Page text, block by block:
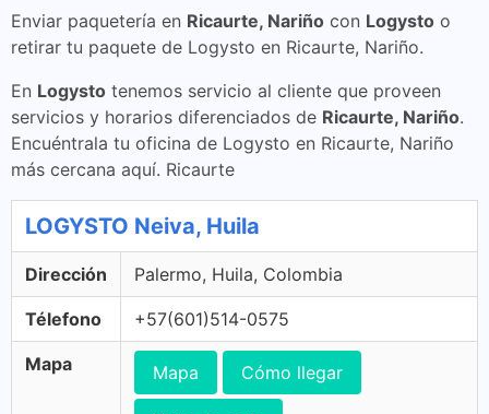
Enviar paquetería en Ricaurte, Nariño con Logysto o
retirar tu paquete de Logysto en Ricaurte, Nariño.
En Logysto tenemos servicio al cliente que proveen
servicios y horarios diferenciados de Ricaurte, Nariño.
Encuéntrala tu oficina de Logysto en Ricaurte, Nariño
más cercana aquí. Ricaurte
LOGYSTO Neiva, Huila
Dirección Palermo, Huila, Colombia
Télefono +57(601)514-0575
Mapa Mapa Cómo llegar